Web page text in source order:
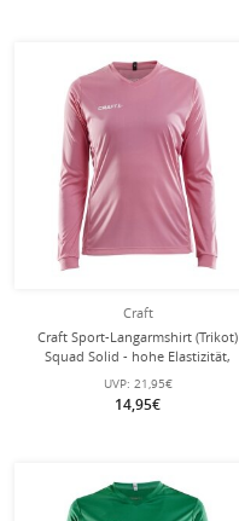
Craft
Craft Sport-Langarmshirt (Trikot)
Squad Solid - hohe Elastizität,
ergonomisches Design - pink
Damen
UVP: 21,95€
14,95€